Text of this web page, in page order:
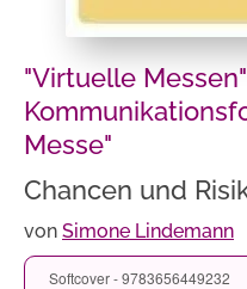
"Virtuelle
Messe"
Chancen und
von Simone Lindemann
Softcover - 9783656449232